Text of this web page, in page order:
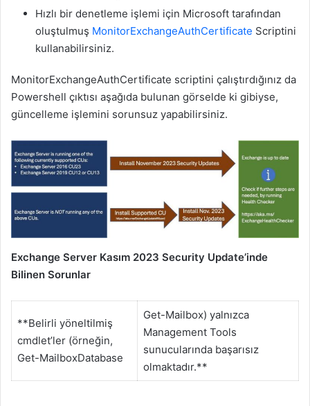
Hızlı bir denetleme işlemi için Microsoft tarafından
oluştulmuş MonitorExchangeAuthCertificate Scriptini
kullanabilirsiniz.
MonitorExchangeAuthCertificate scriptini çalıştırdığınız da
Powershell çıktısı aşağıda bulunan görselde ki gibiyse,
güncelleme işlemini sorunsuz yapabilirsiniz.
Exchange Server Kasım 2023 Security Update’inde
Bilinen Sorunlar
**Belirli yöneltilmiş
cmdlet’ler (örneğin,
Get-MailboxDatabase
Get-Mailbox) yalnızca
Management Tools
sunucularında başarısız
olmaktadır.**